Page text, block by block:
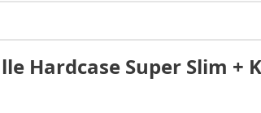
Hardcase Super Slim